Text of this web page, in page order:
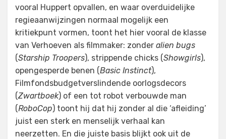
vooral Huppert opvallen, en waar overduidelijke
regieaanwijzingen normaal mogelijk een
kritiekpunt vormen, toont het hier vooral de klasse
van Verhoeven als filmmaker: zonder alien bugs
(Starship Troopers), strippende chicks (Showgirls),
opengesperde benen (Basic Instinct),
Filmfondsbudgetverslindende oorlogsdecors
(Zwartboek) of een tot robot verbouwde man
(RoboCop) toont hij dat hij zonder al die ‘afleiding’
juist een sterk en menselijk verhaal kan
neerzetten. En die juiste basis blijkt ook uit de